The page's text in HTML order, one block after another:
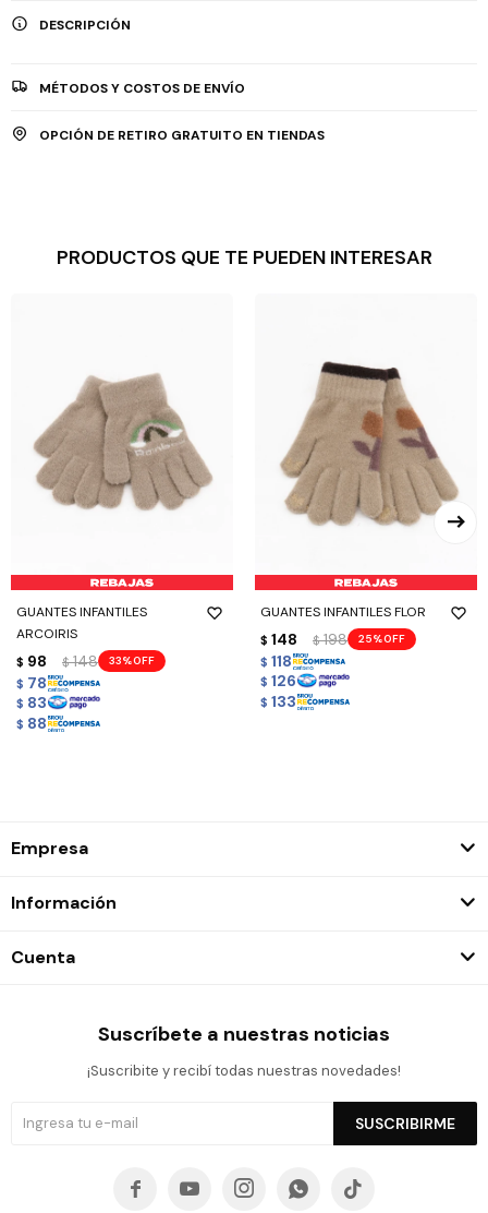
DESCRIPCIÓN
MÉTODOS Y COSTOS DE ENVÍO
OPCIÓN DE RETIRO GRATUITO EN TIENDAS
PRODUCTOS QUE TE PUEDEN INTERESAR
GUANTES INFANTILES
ARCOIRIS
$ 98 $ 148 33
$ 78
$ 83
$ 88
GUANTES INFANTILES FLOR
$ 148 $ 198 25
$ 118
$ 126
$ 133
Empresa
Información
Cuenta
Suscríbete a nuestras noticias
¡Suscribite y recibí todas nuestras novedades!
SUSCRIBIRME
    